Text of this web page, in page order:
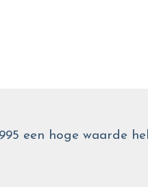
een hoge waarde